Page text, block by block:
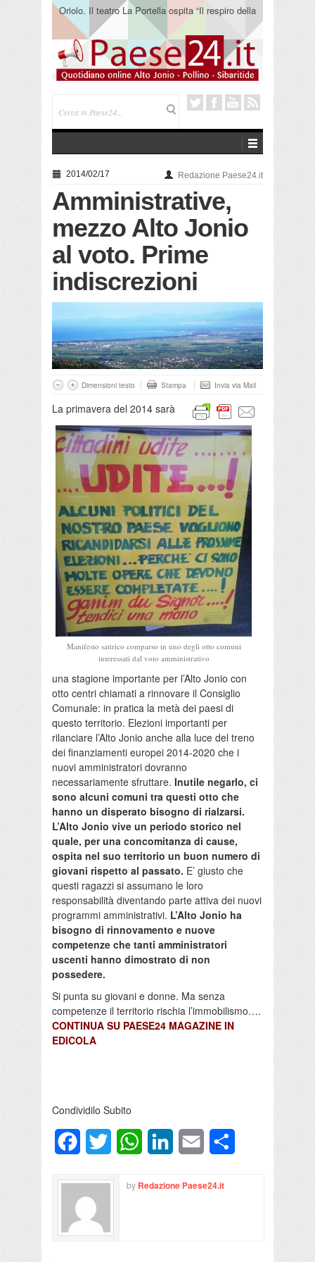
Oriolo. Il teatro La Portella ospita “Il respiro della
terra” del collettivo 365
2014/02/17 Redazione Paese24.it
Amministrative,
mezzo Alto Jonio
al voto. Prime
indiscrezioni
Dimensioni testo Stampa Invia via Mail
Manifesto satirico comparso in uno degli otto comuni
interessati dal voto amministrativo
La primavera del 2014 sarà
una stagione importante per l’Alto Jonio con
otto centri chiamati a rinnovare il Consiglio
Comunale: in pratica la metà dei paesi di
questo territorio. Elezioni importanti per
rilanciare l’Alto Jonio anche alla luce del treno
dei finanziamenti europei 2014-2020 che i
nuovi amministratori dovranno
necessariamente sfruttare. Inutile negarlo, ci
sono alcuni comuni tra questi otto che
hanno un disperato bisogno di rialzarsi.
L’Alto Jonio vive un periodo storico nel
quale, per una concomitanza di cause,
ospita nel suo territorio un buon numero di
giovani rispetto al passato. E’ giusto che
questi ragazzi si assumano le loro
responsabilità diventando parte attiva dei nuovi
programmi amministrativi. L’Alto Jonio ha
bisogno di rinnovamento e nuove
competenze che tanti amministratori
uscenti hanno dimostrato di non
possedere.
Si punta su giovani e donne. Ma senza
competenze il territorio rischia l’immobilismo….
CONTINUA SU PAESE24 MAGAZINE IN
EDICOLA
Condividilo Subito
FacebookTwitter WhatsAppLinkedInEmail
by Redazione Paese24.it